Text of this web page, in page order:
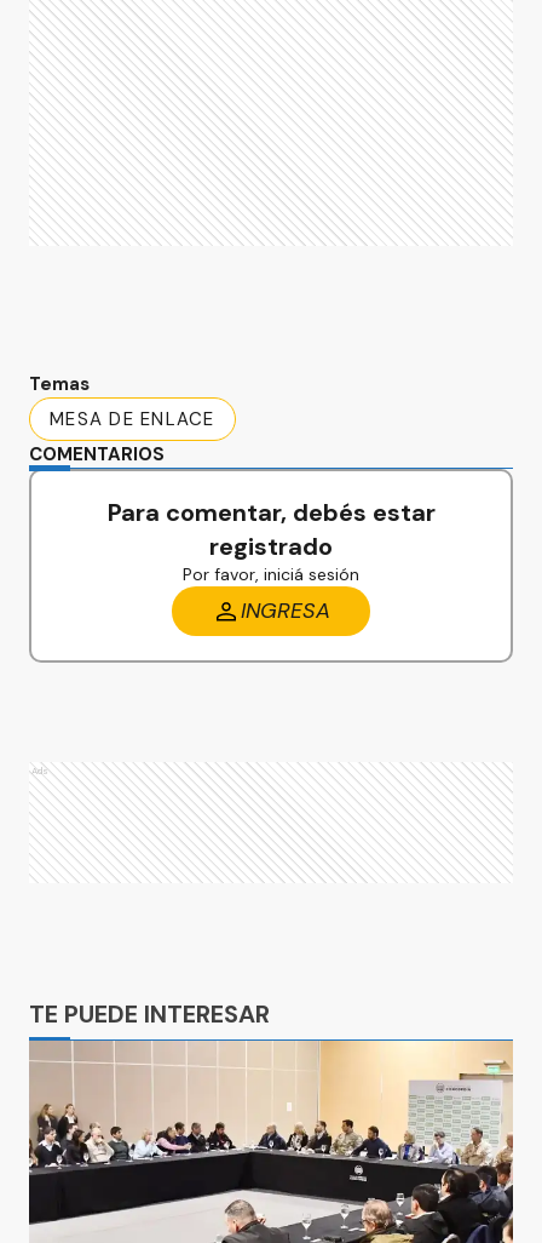
Temas
MESA DE ENLACE
COMENTARIOS
Para comentar, debés estar
registrado
Por favor, iniciá sesión
INGRESA
Ads
TE PUEDE INTERESAR